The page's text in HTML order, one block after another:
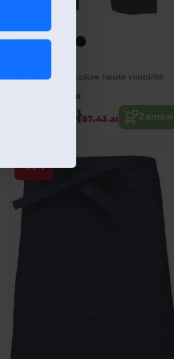
Surpantalon bicolore haute visibilité
Najniższa cena:
51,88 zł87,43 zł Zamów
-39%